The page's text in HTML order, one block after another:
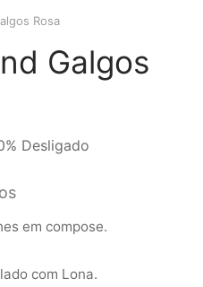
Rosa
Galgos
% Desligado
em compose.
com Lona.